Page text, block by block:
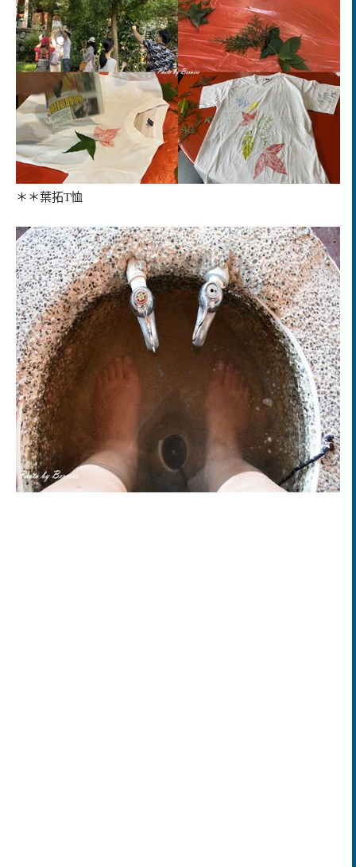
＊＊葉拓T恤